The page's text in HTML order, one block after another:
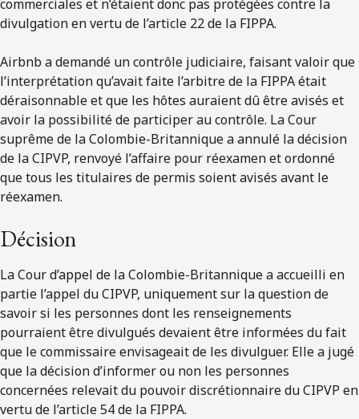
commerciales et n’étaient donc pas protégées contre la
divulgation en vertu de l’article 22 de la FIPPA.
Airbnb a demandé un contrôle judiciaire, faisant valoir que
l’interprétation qu’avait faite l’arbitre de la FIPPA était
déraisonnable et que les hôtes auraient dû être avisés et
avoir la possibilité de participer au contrôle. La Cour
suprême de la Colombie-Britannique a annulé la décision
de la CIPVP, renvoyé l’affaire pour réexamen et ordonné
que tous les titulaires de permis soient avisés avant le
réexamen.
Décision
La Cour d’appel de la Colombie-Britannique a accueilli en
partie l’appel du CIPVP, uniquement sur la question de
savoir si les personnes dont les renseignements
pourraient être divulgués devaient être informées du fait
que le commissaire envisageait de les divulguer. Elle a jugé
que la décision d’informer ou non les personnes
concernées relevait du pouvoir discrétionnaire du CIPVP en
vertu de l’article 54 de la FIPPA.